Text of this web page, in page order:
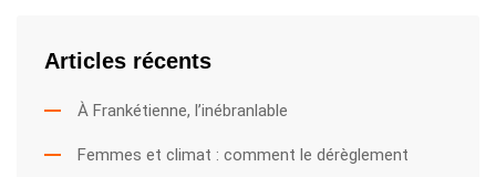
Articles récents
À Frankétienne, l’inébranlable
Femmes et climat : comment le dérèglement